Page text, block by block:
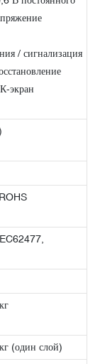
/ сигнализация
экран
(один слой)